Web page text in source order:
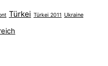
Türkei Türkei 2011 Ukraine